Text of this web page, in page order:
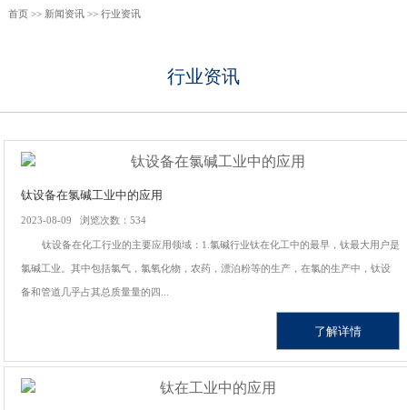
首页>> 新闻资讯>> 行业资讯
行业资讯
钛设备在氯碱工业中的应用
2023-08-09 浏览次数：534
钛设备在化工行业的主要应用领域：1.氯碱行业钛在化工中的最早，钛最大用户是
氯碱工业。其中包括氯气，氯氧化物，农药，漂泊粉等的生产，在氯的生产中，钛设
备和管道几乎占其总质量量的四...
了解详情